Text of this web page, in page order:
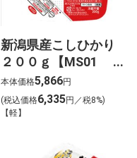
新潟県産こしひかり
２００ｇ【MS01
web用】
本体価格5,866円
(税込価格6,335円／税8%)
【軽】